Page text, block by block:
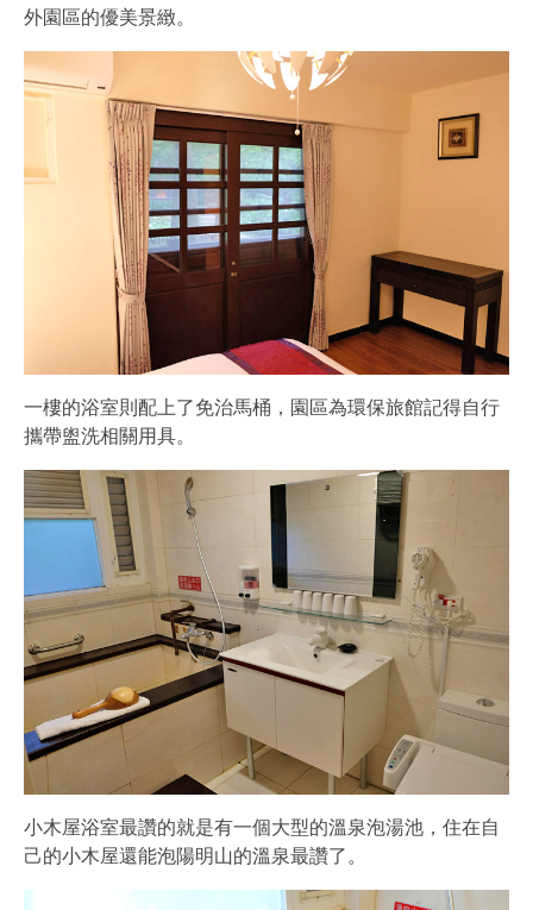
外園區的優美景緻。
一樓的浴室則配上了免治馬桶，園區為環保旅館記得自行
攜帶盥洗相關用具。
小木屋浴室最讚的就是有一個大型的溫泉泡湯池，住在自
己的小木屋還能泡陽明山的溫泉最讚了。